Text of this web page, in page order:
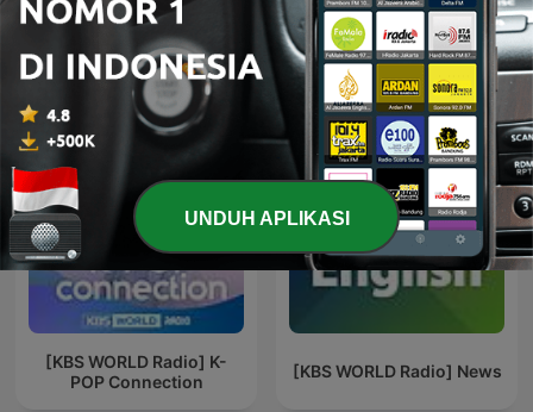
[KBS WORLD Radio]
Noticias
[KBS WORLD Radio] Korea
24
[KBS WORLD Radio] K-
POP Connection
[KBS WORLD Radio] News
UNDUH APLIKASI